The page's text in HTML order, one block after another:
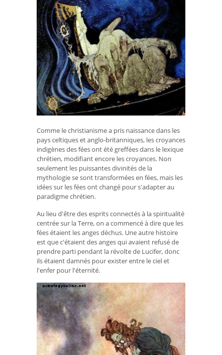
Comme le christianisme a pris naissance dans les
pays celtiques et anglo-britanniques, les croyances
indigènes des fées ont été greffées dans le lexique
chrétien, modifiant encore les croyances. Non
seulement les puissantes divinités de la
mythologie se sont transformées en fées, mais les
idées sur les fées ont changé pour s'adapter au
paradigme chrétien.
Au lieu d'être des esprits connectés à la spiritualité
centrée sur la Terre, on a commencé à dire que les
fées étaient les anges déchus. Une autre histoire
est que c'étaient des anges qui avaient refusé de
prendre parti pendant la révolte de Lucifer, donc
ils étaient damnés pour exister entre le ciel et
l'enfer pour l'éternité.